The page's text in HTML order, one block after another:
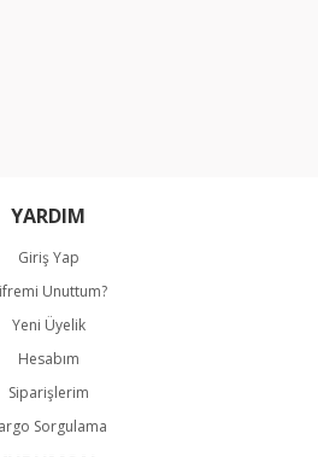
alternatifler olmalı.
Gönder
YARDIM
Giriş Yap
Unuttum?
Yeni Üyelik
Hesabım
Siparişlerim
Sorgulama